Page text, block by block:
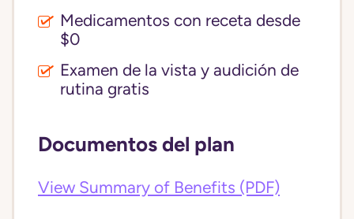
Medicamentos con receta desde
$0
Examen de la vista y audición de
rutina gratis
Documentos del plan
View Summary of Benefits (PDF)